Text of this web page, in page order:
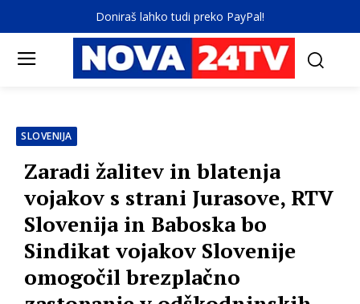
Doniraš lahko tudi preko PayPal!
SLOVENIJA
Zaradi žalitev in blatenja
vojakov s strani Jurasove, RTV
Slovenija in Baboska bo
Sindikat vojakov Slovenije
omogočil brezplačno